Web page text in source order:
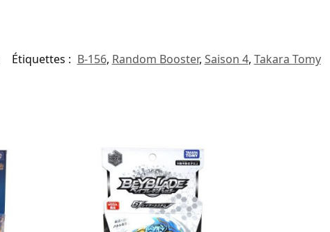
Étiquettes : B-156, Random Booster, Saison 4, Takara Tomy